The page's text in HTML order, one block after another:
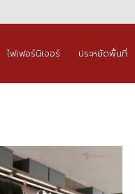
ไฟเฟอร์นิเจอร์ ประหยัดพื้นที่